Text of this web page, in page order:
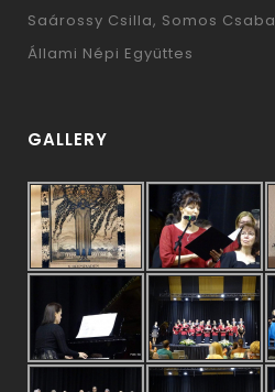
Saárossy Csilla Somos Csaba
Állami Népi Együttes
GALLERY